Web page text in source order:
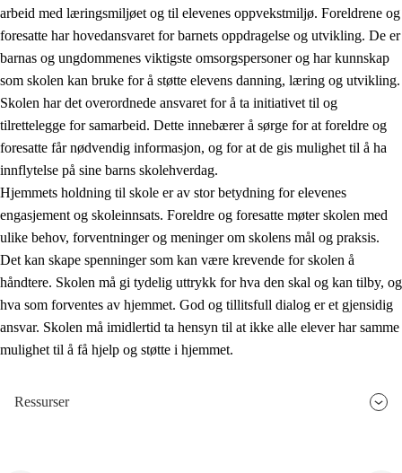
3. Prinsipper for skolens praksis
3.1 Et inkluderende læringsmiljø
3.2 Undervisning og tilpasset opplæring
3.3 Samarbeid mellom hjem og skole
3.4 Opplæring i lærebedrift og arbeidsliv
3.5 Profesjonsfellesskap og skoleutvikling
arbeid med læringsmiljøet og til elevenes oppvekstmiljø. Foreldrene og
foresatte har hovedansvaret for barnets oppdragelse og utvikling. De er
barnas og ungdommenes viktigste omsorgspersoner og har kunnskap
som skolen kan bruke for å støtte elevens danning, læring og utvikling.
Skolen har det overordnede ansvaret for å ta initiativet til og
tilrettelegge for samarbeid. Dette innebærer å sørge for at foreldre og
foresatte får nødvendig informasjon, og for at de gis mulighet til å ha
innflytelse på sine barns skolehverdag.
Hjemmets holdning til skole er av stor betydning for elevenes
engasjement og skoleinnsats. Foreldre og foresatte møter skolen med
ulike behov, forventninger og meninger om skolens mål og praksis.
Det kan skape spenninger som kan være krevende for skolen å
håndtere. Skolen må gi tydelig uttrykk for hva den skal og kan tilby, og
hva som forventes av hjemmet. God og tillitsfull dialog er et gjensidig
ansvar. Skolen må imidlertid ta hensyn til at ikke alle elever har samme
mulighet til å få hjelp og støtte i hjemmet.
Ressurser